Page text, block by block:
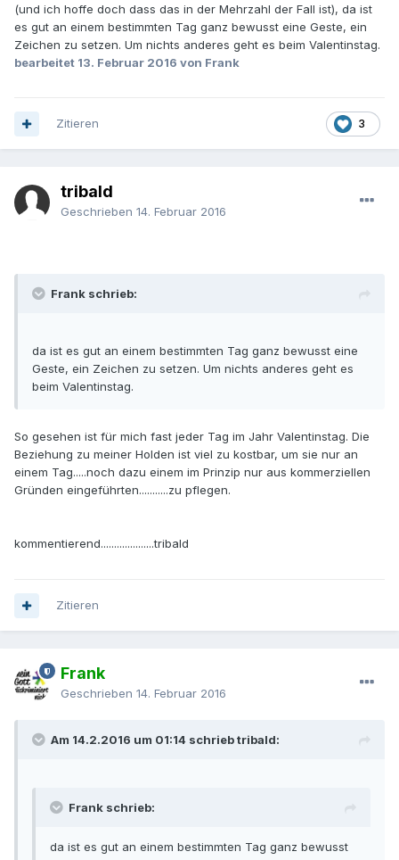
(und ich hoffe doch dass das in der Mehrzahl der Fall ist), da ist
es gut an einem bestimmten Tag ganz bewusst eine Geste, ein
Zeichen zu setzen. Um nichts anderes geht es beim Valentinstag.
bearbeitet 13. Februar 2016 von Frank
3
Zitieren
tribald
Geschrieben 14. Februar 2016
Frank schrieb:
da ist es gut an einem bestimmten Tag ganz bewusst eine
Geste, ein Zeichen zu setzen. Um nichts anderes geht es
beim Valentinstag.
So gesehen ist für mich fast jeder Tag im Jahr Valentinstag. Die
Beziehung zu meiner Holden ist viel zu kostbar, um sie nur an
einem Tag.....noch dazu einem im Prinzip nur aus kommerziellen
Gründen eingeführten...........zu pflegen.
kommentierend....................tribald
Zitieren
Frank
Geschrieben 14. Februar 2016
Am 14.2.2016 um 01:14 schrieb tribald:
Frank schrieb:
da ist es gut an einem bestimmten Tag ganz bewusst